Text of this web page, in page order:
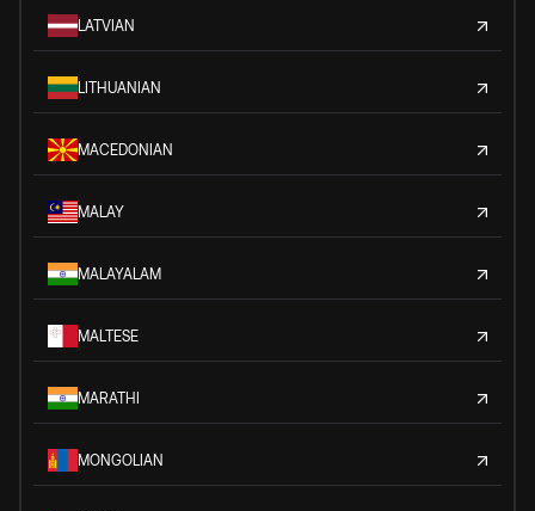
LATVIAN
LITHUANIAN
MACEDONIAN
MALAY
MALAYALAM
MALTESE
MARATHI
MONGOLIAN